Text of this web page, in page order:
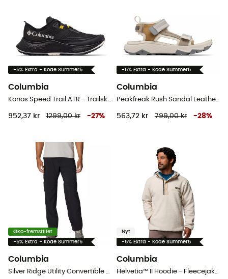
-5% Extra - Kode Summer5
Columbia
Konos Speed Trail ATR - Trailsko - Herrer
952,37 kr 1299,00 kr -27%
-5% Extra - Kode Summer5
Columbia
Peakfreak Rush Sandal Leather - Sandaler - Damer
563,72 kr 799,00 kr -28%
Øko-fremstillet
-5% Extra - Kode Summer5
Columbia
Silver Ridge Utility Convertible Pant - Vandrebukser - Herrer
Nyt
-5% Extra - Kode Summer5
Columbia
Helvetia™ II Hoodie - Fleecejakke - Herrer